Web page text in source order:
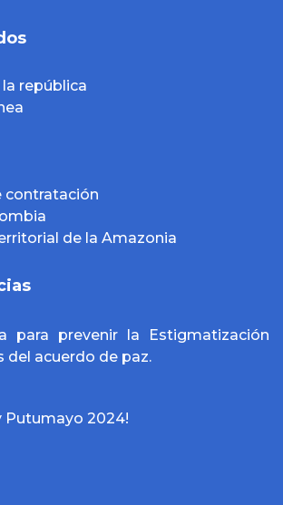
república
contratación
de la Amazonia
para prevenir la Estigmatización
del acuerdo de paz.
Putumayo 2024!